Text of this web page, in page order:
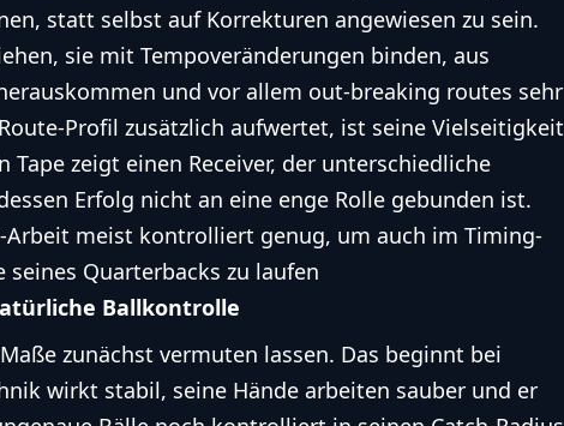
statt selbst auf Korrekturen angewiesen zu sein.
sie mit Tempoveränderungen binden, aus
und vor allem out-breaking routes sehr
Profil zusätzlich aufwertet, ist seine Vielseitigkeit
Tape zeigt einen Receiver, der unterschiedliche
Erfolg nicht an eine enge Rolle gebunden ist.
Arbeit meist kontrolliert genug, um auch im Timing-
seines Quarterbacks zu laufen
Ballkontrolle
zunächst vermuten lassen. Das beginnt bei
wirkt stabil, seine Hände arbeiten sauber und er